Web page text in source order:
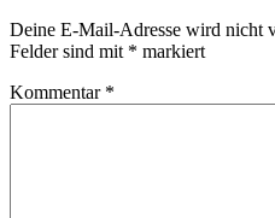
Deine E-Mail-Adresse wird nicht
Felder sind mit * markiert
Kommentar *